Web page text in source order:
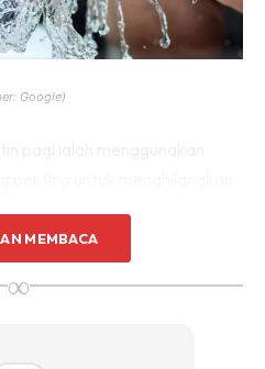
Google)
muka yang sesuai dengan
berminyak, atau sensitif.
bersih dan segar untuk
MEMBACA
∞